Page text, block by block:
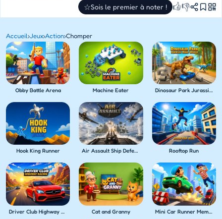
☆Sois le premier à noter ! 👍👎
Accueil›Jeux›Action›Chomper
Obby Battle Arena Machine Eater Dinosaur Park Jurassic Dino World
Hook King Runner Air Assault Ship Defense Rooftop Run
Driver Club Highway Racing Cat and Granny Mini Car Runner Meme Games